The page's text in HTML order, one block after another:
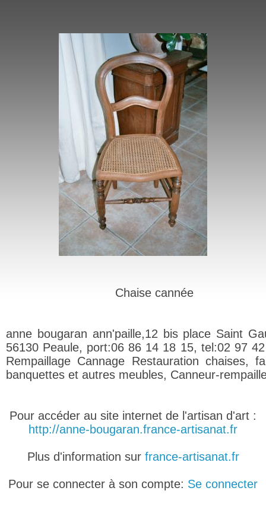
Chaise cannée
anne bougaran ann'paille,12 bis place Saint
56130 Peaule, port:06 86 14 18 15, tel:02 97
Rempaillage Cannage Restauration chaises,
banquettes et autres meubles, Canneur-
Pour accéder au site internet de l'artisan d'art :
http://anne-bougaran.france-artisanat.fr
Plus d'information sur france-artisanat.fr
Pour se connecter à son compte: Se connecter